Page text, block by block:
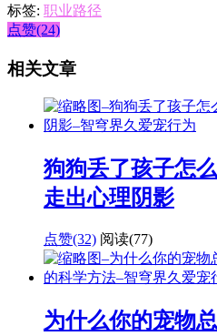
标签: 职业路径
点赞(24)
相关文章
狗狗丢了孩子怎
走出心理阴影
点赞(32) 阅读(77)
为什么你的宠物